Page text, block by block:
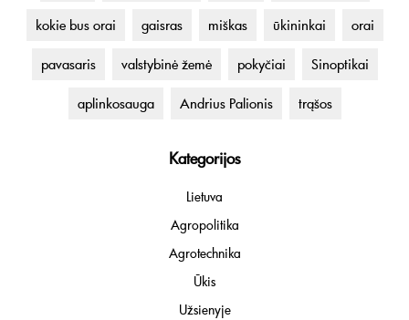
kokie bus orai gaisras miškas ūkininkai orai
pavasaris valstybinė žemė pokyčiai Sinoptikai
aplinkosauga Andrius Palionis trąšos
Kategorijos
Lietuva
Agropolitika
Agrotechnika
Ūkis
Užsienyje